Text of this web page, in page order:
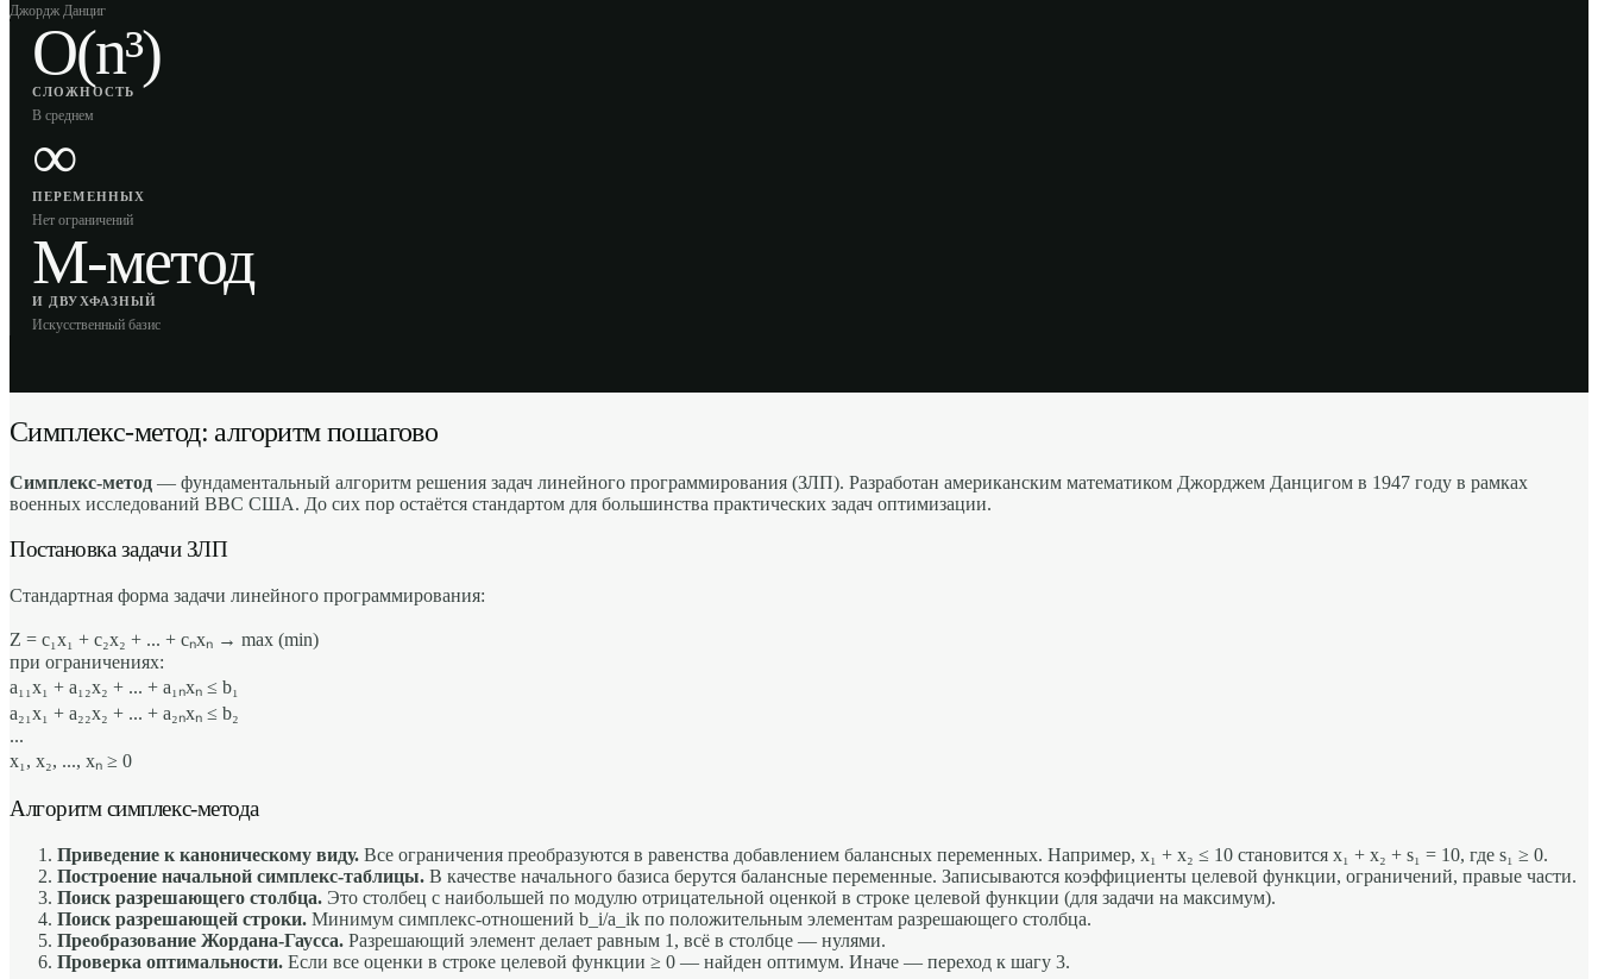
Джордж Данциг
O(n³)
СЛОЖНОСТЬ
В среднем
∞
ПЕРЕМЕННЫХ
Нет ограничений
M-метод
И ДВУХФАЗНЫЙ
Искусственный базис
Симплекс-метод: алгоритм пошагово
Симплекс-метод — фундаментальный алгоритм решения задач линейного программирования (ЗЛП). Разработан американским математиком Джорджем Данцигом в 1947 году в рамках
военных исследований ВВС США. До сих пор остаётся стандартом для большинства практических задач оптимизации.
Постановка задачи ЗЛП
Стандартная форма задачи линейного программирования:
Z = c₁x₁ + c₂x₂ + ... + cₙxₙ → max (min)
при ограничениях:
a₁₁x₁ + a₁₂x₂ + ... + a₁ₙxₙ ≤ b₁
a₂₁x₁ + a₂₂x₂ + ... + a₂ₙxₙ ≤ b₂
...
x₁, x₂, ..., xₙ ≥ 0
Алгоритм симплекс-метода
Приведение к каноническому виду. Все ограничения преобразуются в равенства добавлением балансных переменных. Например, x₁ + x₂ ≤ 10 становится x₁ + x₂ + s₁ = 10, где s₁ ≥ 0.
Построение начальной симплекс-таблицы. В качестве начального базиса берутся балансные переменные. Записываются коэффициенты целевой функции, ограничений, правые части.
Поиск разрешающего столбца. Это столбец с наибольшей по модулю отрицательной оценкой в строке целевой функции (для задачи на максимум).
Поиск разрешающей строки. Минимум симплекс-отношений b_i/a_ik по положительным элементам разрешающего столбца.
Преобразование Жордана-Гаусса. Разрешающий элемент делает равным 1, всё в столбце — нулями.
Проверка оптимальности. Если все оценки в строке целевой функции ≥ 0 — найден оптимум. Иначе — переход к шагу 3.